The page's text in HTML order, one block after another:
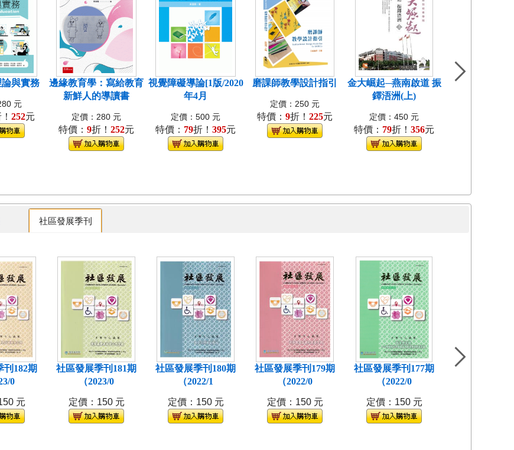
與實務
元
252元
邊緣教育學：寫給教育
新鮮人的導讀書
定價：280 元
特價： 9折！ 252元
視覺障礙導論[1版/2020
年4月
定價：500 元
特價： 79折！ 395元
磨課師教學設計指引
定價：250 元
特價： 9折！ 225元
金大崛起─燕南啟道 振
鐸浯洲(上)
定價：450 元
特價： 79折！ 356元
中國近代教會
選 社區發展季刊
刊182期
0
元
社區發展季刊181期
（2023/0
定價：150 元
社區發展季刊180期
（2022/1
定價：150 元
社區發展季刊179期
（2022/0
定價：150 元
社區發展季刊177期
（2022/0
定價：150 元
社區發展季刊